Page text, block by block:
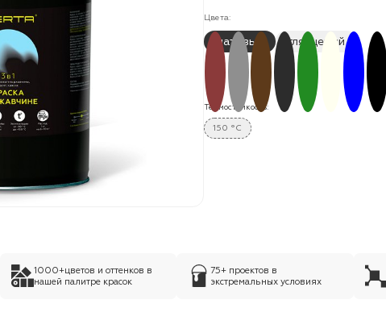
Цвета:
матовый глянцевый
Термостойкость:
150 °C
1000+цветов и оттенков в
нашей палитре красок
75+ проектов в
экстремальных условиях